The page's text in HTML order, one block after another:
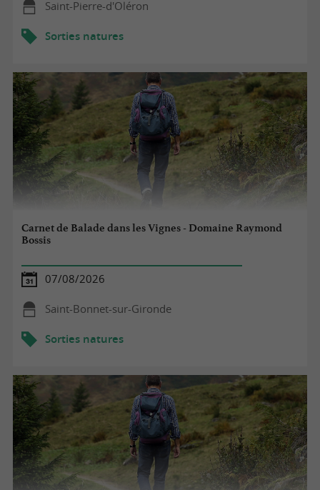
Saint-Pierre-d'Oléron
Sorties natures
Carnet de Balade dans les Vignes - Domaine Raymond
Bossis
07/08/2026
Saint-Bonnet-sur-Gironde
Sorties natures